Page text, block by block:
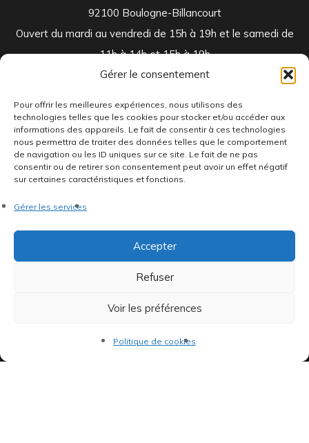
Gérer le consentement
Pour offrir les meilleures expériences, nous utilisons des
technologies telles que les cookies pour stocker et/ou accéder aux
informations des appareils. Le fait de consentir à ces technologies
nous permettra de traiter des données telles que le comportement
de navigation ou les ID uniques sur ce site. Le fait de ne pas
consentir ou de retirer son consentement peut avoir un effet négatif
sur certaines caractéristiques et fonctions.
Gérer les services
Accepter
Refuser
Voir les préférences
Politique de cookies
92100 Boulogne-Billancourt
Ouvert du mardi au vendredi de 15h à 19h et le samedi de
11h à 14h et 15h à 19h
Indépendants et passionnés, nous produisons et distribuons depuis
toujours des pépites musicales, dont des vinyles rares et exclusifs.
©AddictiveStore installé parArgraphic
Politique de cookies •Termes & Condition